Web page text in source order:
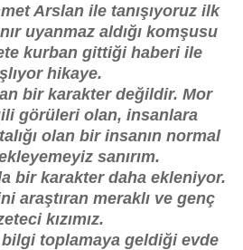
Arslan ile tanışıyoruz ilk
uyanmaz aldığı komşusu
kurban gittiği haberi ile
hikaye.
bir karakter değildir. Mor
görüleri olan, insanlara
olan bir insanın normal
sanırım.
bir karakter daha ekleniyor.
araştıran meraklı ve genç
kızımız.
bilgi toplamaya geldiği evde